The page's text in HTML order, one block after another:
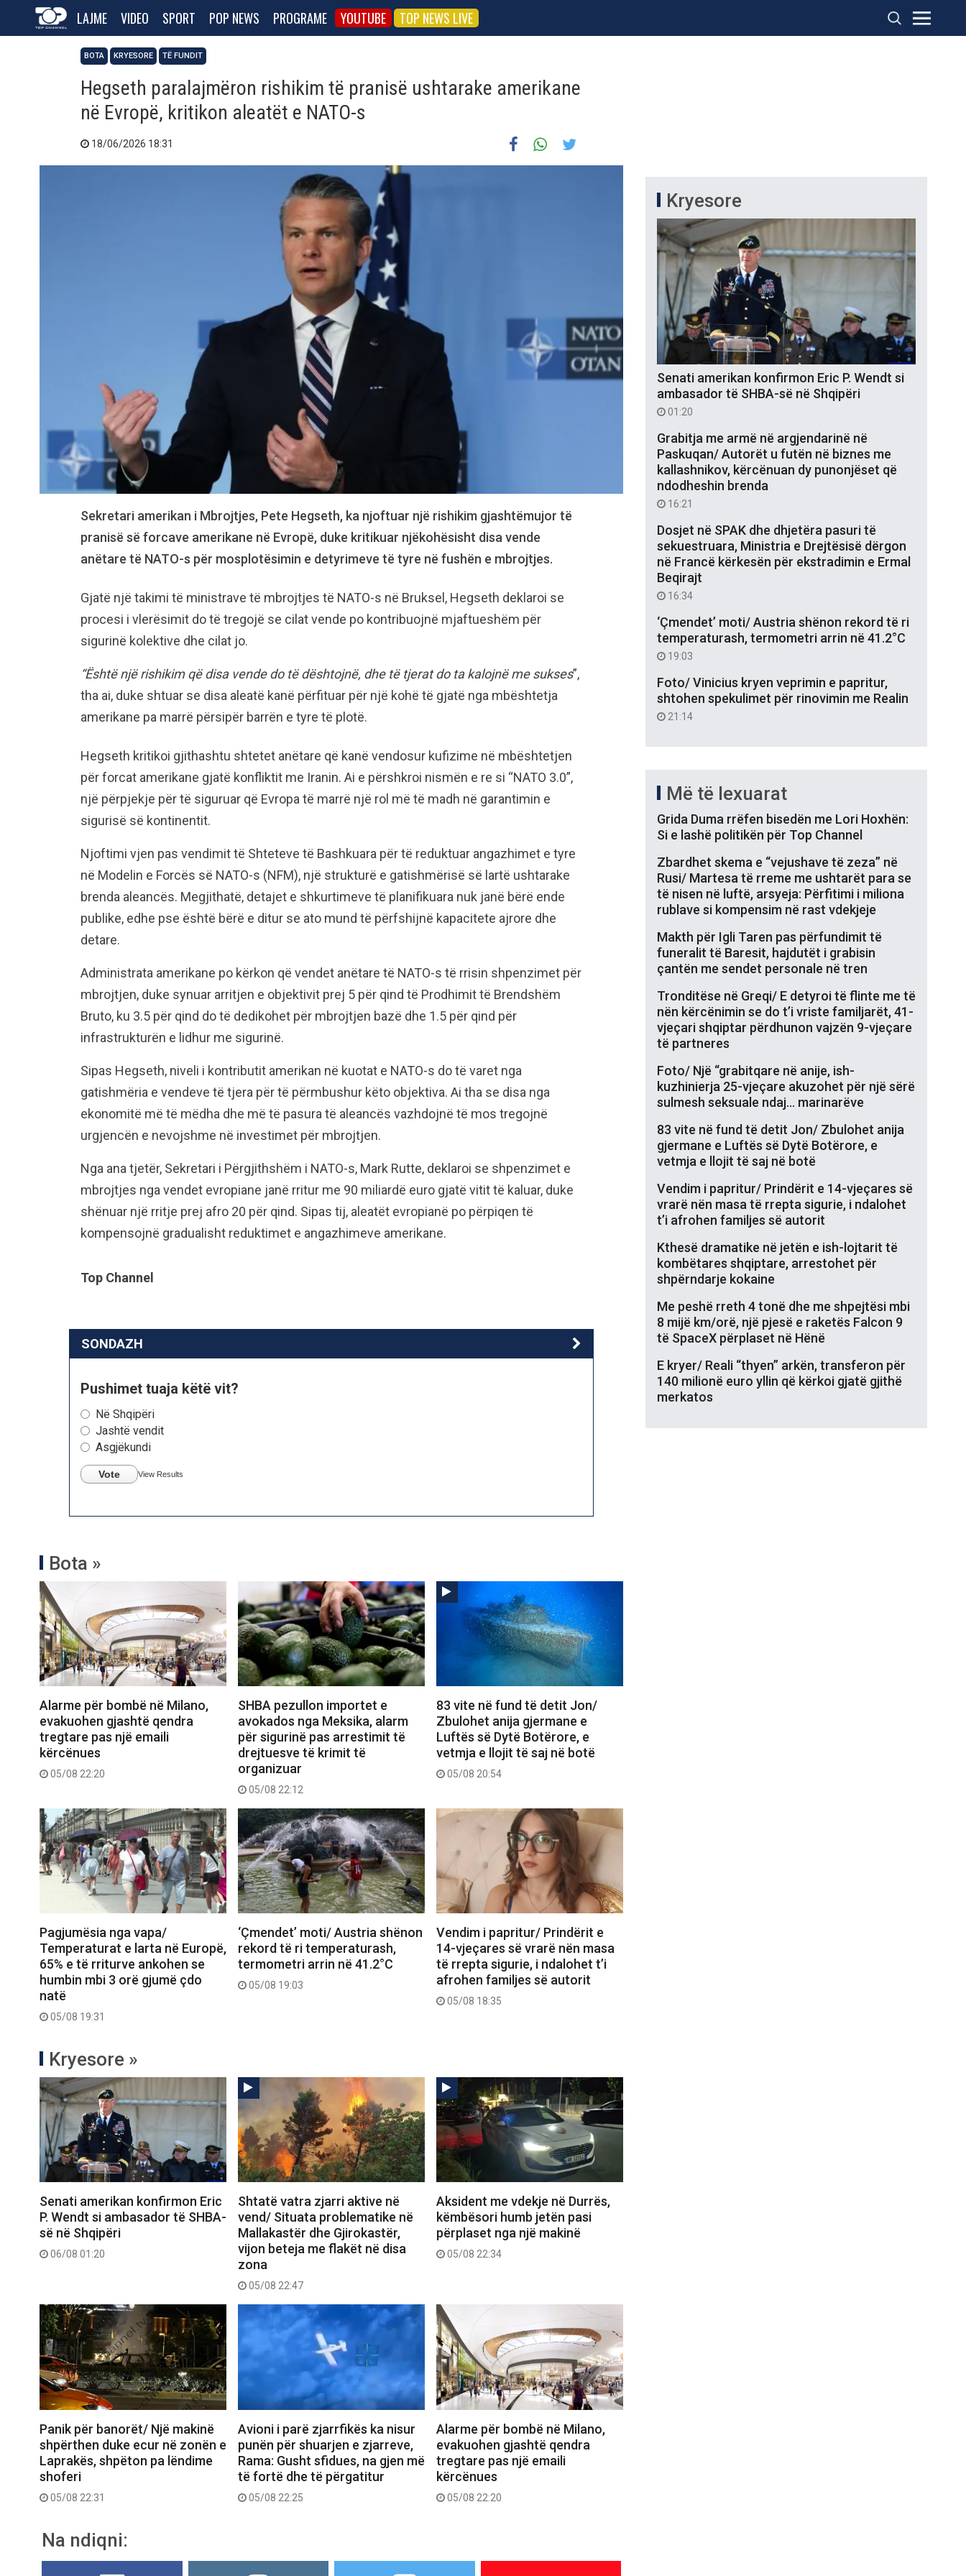
LAJME VIDEO SPORT POP NEWS PROGRAME YOUTUBE TOP NEWS LIVE
BOTA KRYESORE TË FUNDIT
Hegseth paralajmëron rishikim të pranisë ushtarake amerikane
në Evropë, kritikon aleatët e NATO-s
18/06/2026 18:31
Sekretari amerikan i Mbrojtjes, Pete Hegseth, ka njoftuar një rishikim gjashtëmujor të
pranisë së forcave amerikane në Evropë, duke kritikuar njëkohësisht disa vende
anëtare të NATO-s për mosplotësimin e detyrimeve të tyre në fushën e mbrojtjes.
Gjatë një takimi të ministrave të mbrojtjes të NATO-s në Bruksel, Hegseth deklaroi se
procesi i vlerësimit do të tregojë se cilat vende po kontribuojnë mjaftueshëm për
sigurinë kolektive dhe cilat jo.
“Është një rishikim që disa vende do të dështojnë, dhe të tjerat do ta kalojnë me sukses”,
tha ai, duke shtuar se disa aleatë kanë përfituar për një kohë të gjatë nga mbështetja
amerikane pa marrë përsipër barrën e tyre të plotë.
Hegseth kritikoi gjithashtu shtetet anëtare që kanë vendosur kufizime në mbështetjen
për forcat amerikane gjatë konfliktit me Iranin. Ai e përshkroi nismën e re si “NATO 3.0”,
një përpjekje për të siguruar që Evropa të marrë një rol më të madh në garantimin e
sigurisë së kontinentit.
Njoftimi vjen pas vendimit të Shteteve të Bashkuara për të reduktuar angazhimet e tyre
në Modelin e Forcës së NATO-s (NFM), një strukturë e gatishmërisë së lartë ushtarake
brenda aleancës. Megjithatë, detajet e shkurtimeve të planifikuara nuk janë bërë ende
publike, edhe pse është bërë e ditur se ato mund të përfshijnë kapacitete ajrore dhe
detare.
Administrata amerikane po kërkon që vendet anëtare të NATO-s të rrisin shpenzimet për
mbrojtjen, duke synuar arritjen e objektivit prej 5 për qind të Prodhimit të Brendshëm
Bruto, ku 3.5 për qind do të dedikohet për mbrojtjen bazë dhe 1.5 për qind për
infrastrukturën e lidhur me sigurinë.
Sipas Hegseth, niveli i kontributit amerikan në kuotat e NATO-s do të varet nga
gatishmëria e vendeve të tjera për të përmbushur këto objektiva. Ai tha se disa nga
ekonomitë më të mëdha dhe më të pasura të aleancës vazhdojnë të mos tregojnë
urgjencën e nevojshme në investimet për mbrojtjen.
Nga ana tjetër, Sekretari i Përgjithshëm i NATO-s, Mark Rutte, deklaroi se shpenzimet e
mbrojtjes nga vendet evropiane janë rritur me 90 miliardë euro gjatë vitit të kaluar, duke
shënuar një rritje prej afro 20 për qind. Sipas tij, aleatët evropianë po përpiqen të
kompensojnë gradualisht reduktimet e angazhimeve amerikane.
Top Channel
SONDAZH
Pushimet tuaja këtë vit?
Në Shqipëri
Jashtë vendit
Asgjëkundi
Vote View Results
Bota »
Alarme për bombë në Milano,
evakuohen gjashtë qendra
tregtare pas një emaili
kërcënues
05/08 22:20
SHBA pezullon importet e
avokados nga Meksika, alarm
për sigurinë pas arrestimit të
drejtuesve të krimit të
organizuar
05/08 22:12
83 vite në fund të detit Jon/
Zbulohet anija gjermane e
Luftës së Dytë Botërore, e
vetmja e llojit të saj në botë
05/08 20:54
Pagjumësia nga vapa/
Temperaturat e larta në Europë,
65% e të rriturve ankohen se
humbin mbi 3 orë gjumë çdo
natë
05/08 19:31
‘Çmendet’ moti/ Austria shënon
rekord të ri temperaturash,
termometri arrin në 41.2°C
05/08 19:03
Vendim i papritur/ Prindërit e
14-vjeçares së vrarë nën masa
të rrepta sigurie, i ndalohet t’i
afrohen familjes së autorit
05/08 18:35
Kryesore »
Senati amerikan konfirmon Eric
P. Wendt si ambasador të SHBA-
së në Shqipëri
06/08 01:20
Shtatë vatra zjarri aktive në
vend/ Situata problematike në
Mallakastër dhe Gjirokastër,
vijon beteja me flakët në disa
zona
05/08 22:47
Aksident me vdekje në Durrës,
këmbësori humb jetën pasi
përplaset nga një makinë
05/08 22:34
Panik për banorët/ Një makinë
shpërthen duke ecur në zonën e
Laprakës, shpëton pa lëndime
shoferi
05/08 22:31
Avioni i parë zjarrfikës ka nisur
punën për shuarjen e zjarreve,
Rama: Gusht sfidues, na gjen më
të fortë dhe të përgatitur
05/08 22:25
Alarme për bombë në Milano,
evakuohen gjashtë qendra
tregtare pas një emaili
kërcënues
05/08 22:20
Na ndiqni:
Kryesore
Senati amerikan konfirmon Eric P. Wendt si
ambasador të SHBA-së në Shqipëri
01:20
Grabitja me armë në argjendarinë në
Paskuqan/ Autorët u futën në biznes me
kallashnikov, kërcënuan dy punonjëset që
ndodheshin brenda
16:21
Dosjet në SPAK dhe dhjetëra pasuri të
sekuestruara, Ministria e Drejtësisë dërgon
në Francë kërkesën për ekstradimin e Ermal
Beqirajt
16:34
‘Çmendet’ moti/ Austria shënon rekord të ri
temperaturash, termometri arrin në 41.2°C
19:03
Foto/ Vinicius kryen veprimin e papritur,
shtohen spekulimet për rinovimin me Realin
21:14
Më të lexuarat
Grida Duma rrëfen bisedën me Lori Hoxhën:
Si e lashë politikën për Top Channel
Zbardhet skema e “vejushave të zeza” në
Rusi/ Martesa të rreme me ushtarët para se
të nisen në luftë, arsyeja: Përfitimi i miliona
rublave si kompensim në rast vdekjeje
Makth për Igli Taren pas përfundimit të
funeralit të Baresit, hajdutët i grabisin
çantën me sendet personale në tren
Tronditëse në Greqi/ E detyroi të flinte me të
nën kërcënimin se do t’i vriste familjarët, 41-
vjeçari shqiptar përdhunon vajzën 9-vjeçare
të partneres
Foto/ Një “grabitqare në anije, ish-
kuzhinierja 25-vjeçare akuzohet për një sërë
sulmesh seksuale ndaj… marinarëve
83 vite në fund të detit Jon/ Zbulohet anija
gjermane e Luftës së Dytë Botërore, e
vetmja e llojit të saj në botë
Vendim i papritur/ Prindërit e 14-vjeçares së
vrarë nën masa të rrepta sigurie, i ndalohet
t’i afrohen familjes së autorit
Kthesë dramatike në jetën e ish-lojtarit të
kombëtares shqiptare, arrestohet për
shpërndarje kokaine
Me peshë rreth 4 tonë dhe me shpejtësi mbi
8 mijë km/orë, një pjesë e raketës Falcon 9
të SpaceX përplaset në Hënë
E kryer/ Reali “thyen” arkën, transferon për
140 milionë euro yllin që kërkoi gjatë gjithë
merkatos